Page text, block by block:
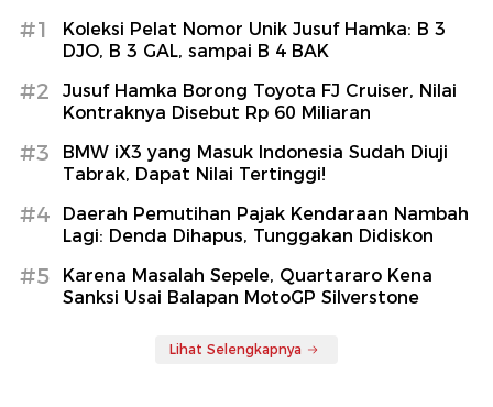
#1
Koleksi Pelat Nomor Unik Jusuf Hamka: B 3
DJO, B 3 GAL, sampai B 4 BAK
#2
Jusuf Hamka Borong Toyota FJ Cruiser, Nilai
Kontraknya Disebut Rp 60 Miliaran
#3
BMW iX3 yang Masuk Indonesia Sudah Diuji
Tabrak, Dapat Nilai Tertinggi!
#4
Daerah Pemutihan Pajak Kendaraan Nambah
Lagi: Denda Dihapus, Tunggakan Didiskon
#5
Karena Masalah Sepele, Quartararo Kena
Sanksi Usai Balapan MotoGP Silverstone
Lihat Selengkapnya